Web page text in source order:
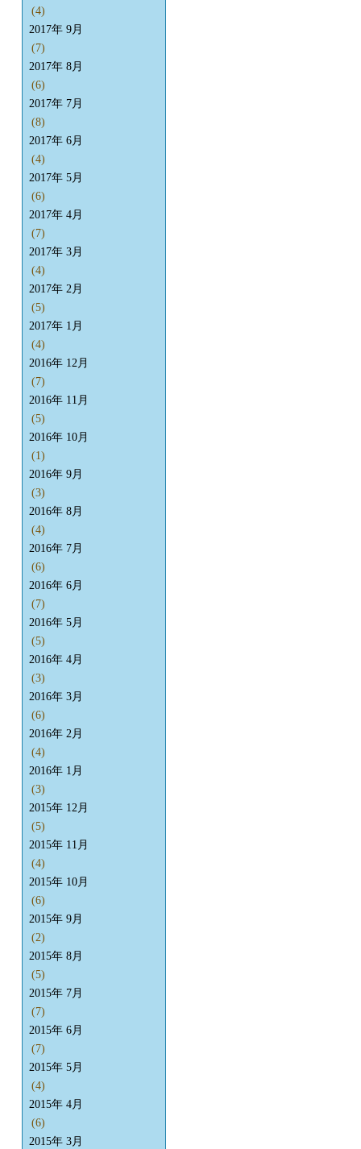
(4)
2017年 9月
(7)
2017年 8月
(6)
2017年 7月
(8)
2017年 6月
(4)
2017年 5月
(6)
2017年 4月
(7)
2017年 3月
(4)
2017年 2月
(5)
2017年 1月
(4)
2016年 12月
(7)
2016年 11月
(5)
2016年 10月
(1)
2016年 9月
(3)
2016年 8月
(4)
2016年 7月
(6)
2016年 6月
(7)
2016年 5月
(5)
2016年 4月
(3)
2016年 3月
(6)
2016年 2月
(4)
2016年 1月
(3)
2015年 12月
(5)
2015年 11月
(4)
2015年 10月
(6)
2015年 9月
(2)
2015年 8月
(5)
2015年 7月
(7)
2015年 6月
(7)
2015年 5月
(4)
2015年 4月
(6)
2015年 3月